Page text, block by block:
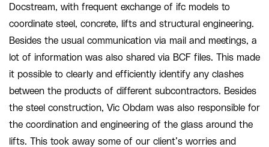
Docstream, with frequent exchange of ifc models to
coordinate steel, concrete, lifts and structural engineering.
Besides the usual communication via mail and meetings, a
lot of information was also shared via BCF files. This made
it possible to clearly and efficiently identify any clashes
between the products of different subcontractors. Besides
the steel construction, Vic Obdam was also responsible for
the coordination and engineering of the glass around the
lifts. This took away some of our client’s worries and